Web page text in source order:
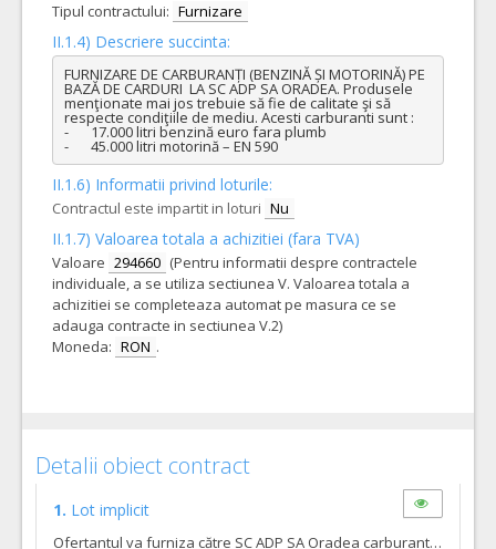
Tipul contractului: Furnizare
II.1.4) Descriere succinta:
FURNIZARE DE CARBURANȚI (BENZINĂ ȘI MOTORINĂ) PE
BAZĂ DE CARDURI  LA SC ADP SA ORADEA. Produsele
menţionate mai jos trebuie să fie de calitate şi să
respecte condiţiile de mediu. Acesti carburanti sunt :
-	17.000 litri benzină euro fara plumb
-	45.000 litri motorină – EN 590
II.1.6) Informatii privind loturile:
Contractul este impartit in loturi Nu
II.1.7) Valoarea totala a achizitiei (fara TVA)
Valoare 294660 (Pentru informatii despre contractele
individuale, a se utiliza sectiunea V. Valoarea totala a
achizitiei se completeaza automat pe masura ce se
adauga contracte in sectiunea V.2)
Moneda: RON .
Detalii obiect contract
1. Lot implicit
Ofertantul va furniza către SC ADP SA Oradea carburanti (benzina si motorina), pe baza de carduri. Prousele menţionate trebuie să fie de calitate şi să respecte condiţiile de mediu. Acesti carburanti sunt : - 17.000 litri benzină euro fara plumb - 45.000 litri motorină – EN 590